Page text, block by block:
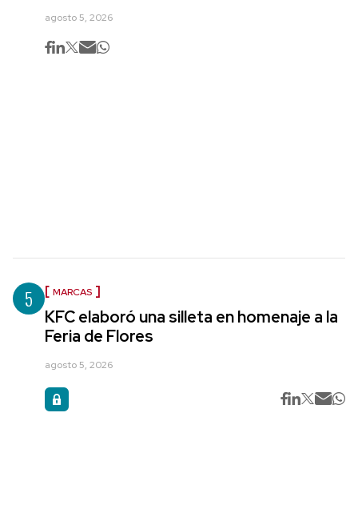
agosto 5, 2026
5 MARCAS
KFC elaboró una silleta en homenaje a la
Feria de Flores
agosto 5, 2026